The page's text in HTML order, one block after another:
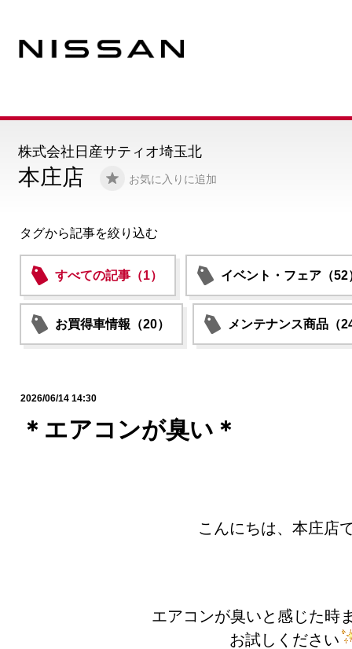
本庄店 お気に入りに追加
株式会社日産サティオ埼玉北
タグから記事を絞り込む
すべての記事（1） イベント・フェア（52
お買得車情報（20） メンテナンス商品（
2026/06/14 14:30
＊エアコンが臭い＊
こんにちは、本庄店
エアコンが臭いと感じた時
お試しください